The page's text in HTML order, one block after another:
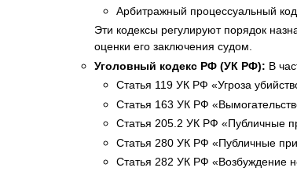
Арбитражный процессуальный
Эти кодексы регулируют порядок
оценки его заключения судом.
Уголовный кодекс РФ (УК РФ): В
Статья 119 УК РФ «Угроза
Статья 163 УК РФ
Статья 205.2 УК РФ «Публичные
Статья 280 УК РФ «Публичные
Статья 282 УК РФ «Возбуждение